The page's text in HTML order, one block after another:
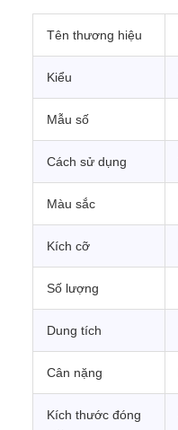
Tên thương hiệu
Kiểu
Mẫu số
Cách sử dụng
Màu sắc
Kích cỡ
Số lượng
Dung tích
Cân nặng
Kích thước đóng